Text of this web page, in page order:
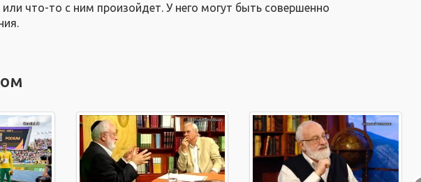
что-то с ним произойдет. У него могут быть совершенно